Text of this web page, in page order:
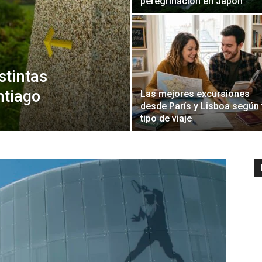
Las mejores excursiones
desde París y Lisboa según
tipo de viaje